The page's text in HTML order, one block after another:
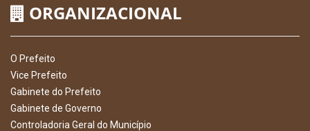
ORGANIZACIONAL
O Prefeito
Vice Prefeito
Gabinete do Prefeito
Gabinete de Governo
Controladoria Geral do Município